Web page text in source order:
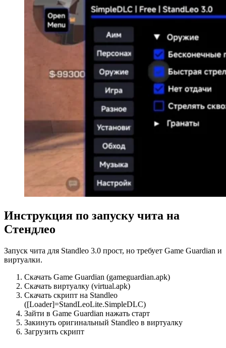
Инструкция по запуску чита на
Стендлео
Запуск чита для Standleo 3.0 прост, но требует Game Guardian и
виртуалки.
Скачать Game Guardian (gameguardian.apk)
Скачать виртуалку (virtual.apk)
Скачать скрипт на Standleo
([Loader]=StandLeoLite.SimpleDLC)
Зайти в Game Guardian нажать старт
Закинуть оригинальный Standleo в виртуалку
Загрузить скрипт